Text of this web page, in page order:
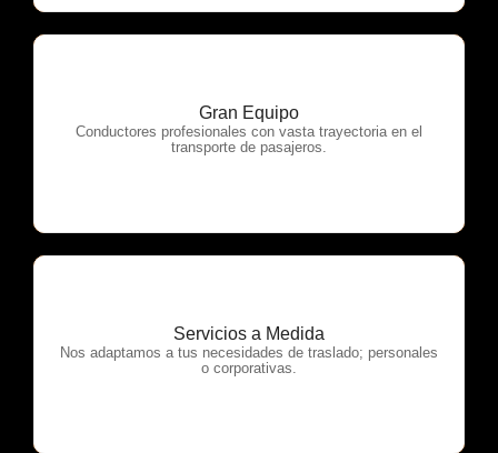
Gran Equipo
Conductores profesionales con vasta trayectoria en el
transporte de pasajeros.
OTP Servicios
Servicios a Medida
Nos adaptamos a tus necesidades de traslado; personales
o corporativas.
OTP Servicios